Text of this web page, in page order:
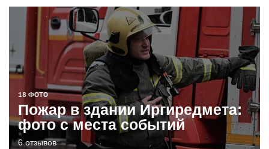
18 ФОТО
Пожар в здании Иргиредмета:
фото с места событий
6 отзывов